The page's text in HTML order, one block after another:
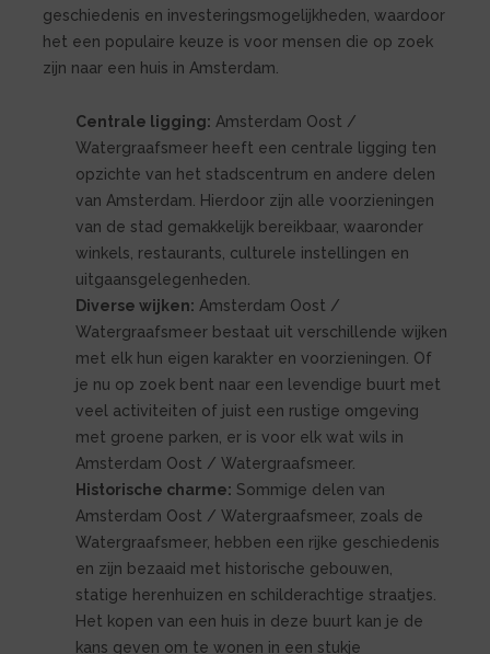
geschiedenis en investeringsmogelijkheden, waardoor
het een populaire keuze is voor mensen die op zoek
zijn naar een huis in Amsterdam.
Centrale ligging: Amsterdam Oost /
Watergraafsmeer heeft een centrale ligging ten
opzichte van het stadscentrum en andere delen
van Amsterdam. Hierdoor zijn alle voorzieningen
van de stad gemakkelijk bereikbaar, waaronder
winkels, restaurants, culturele instellingen en
uitgaansgelegenheden.
Diverse wijken: Amsterdam Oost /
Watergraafsmeer bestaat uit verschillende wijken
met elk hun eigen karakter en voorzieningen. Of
je nu op zoek bent naar een levendige buurt met
veel activiteiten of juist een rustige omgeving
met groene parken, er is voor elk wat wils in
Amsterdam Oost / Watergraafsmeer.
Historische charme: Sommige delen van
Amsterdam Oost / Watergraafsmeer, zoals de
Watergraafsmeer, hebben een rijke geschiedenis
en zijn bezaaid met historische gebouwen,
statige herenhuizen en schilderachtige straatjes.
Het kopen van een huis in deze buurt kan je de
kans geven om te wonen in een stukje